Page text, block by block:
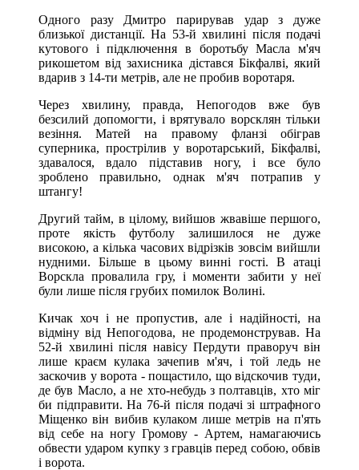
Одного разу Дмитро парирував удар з дуже
близької дистанції. На 53-й хвилині після подачі
кутового і підключення в боротьбу Масла м'яч
рикошетом від захисника дістався Бікфалві, який
вдарив з 14-ти метрів, але не пробив воротаря.
Через хвилину, правда, Непогодов вже був
безсилий допомогти, і врятувало ворсклян тільки
везіння. Матей на правому фланзі обіграв
суперника, прострілив у воротарський, Бікфалві,
здавалося, вдало підставив ногу, і все було
зроблено правильно, однак м'яч потрапив у
штангу!
Другий тайм, в цілому, вийшов жвавіше першого,
проте якість футболу залишилося не дуже
високою, а кілька часових відрізків зовсім вийшли
нудними. Більше в цьому винні гості. В атаці
Ворскла провалила гру, і моменти забити у неї
були лише після грубих помилок Волині.
Кичак хоч і не пропустив, але і надійності, на
відміну від Непогодова, не продемонстрував. На
52-й хвилині після навісу Пердути праворуч він
лише краєм кулака зачепив м'яч, і той ледь не
заскочив у ворота - пощастило, що відскочив туди,
де був Масло, а не хто-небудь з полтавців, хто міг
би підправити. На 76-й після подачі зі штрафного
Міщенко він вибив кулаком лише метрів на п'ять
від себе на ногу Громову - Артем, намагаючись
обвести ударом купку з гравців перед собою, обвів
і ворота.